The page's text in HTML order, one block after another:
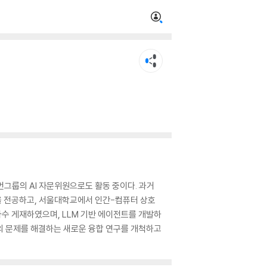
룹의 AI 자문위원으로도 활동 중이다. 과거
공하고, 서울대학교에서 인간-컴퓨터 상호
게재하였으며, LLM 기반 에이전트를 개발하
제를 해결하는 새로운 융합 연구를 개척하고